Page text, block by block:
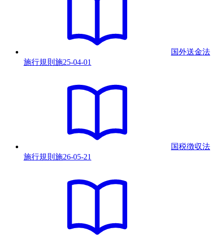
国外送金法
施行規則 施25-04-01
国税徴収法
施行規則 施26-05-21